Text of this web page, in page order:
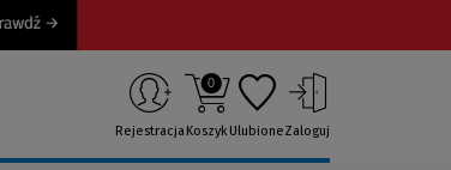
Rejestracja
0
KoszykUlubioneZaloguj